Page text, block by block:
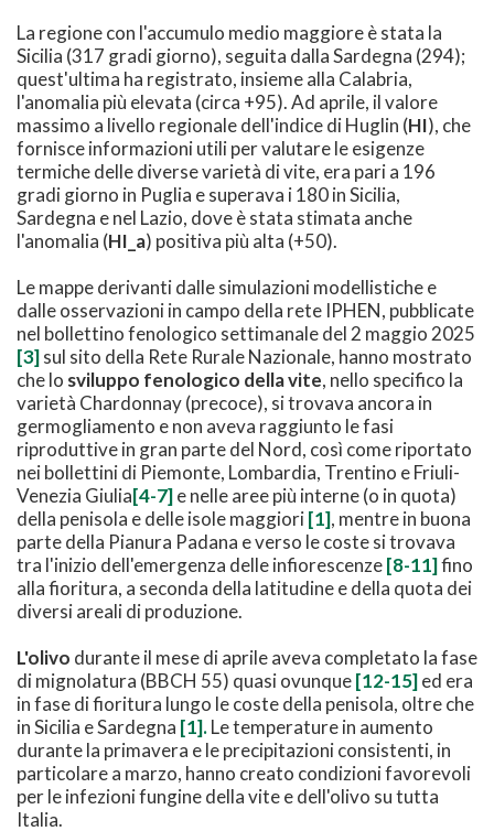
La regione con l'accumulo medio maggiore è stata la
Sicilia (317 gradi giorno), seguita dalla Sardegna (294);
quest'ultima ha registrato, insieme alla Calabria,
l'anomalia più elevata (circa +95). Ad aprile, il valore
massimo a livello regionale dell'indice di Huglin (HI), che
fornisce informazioni utili per valutare le esigenze
termiche delle diverse varietà di vite, era pari a 196
gradi giorno in Puglia e superava i 180 in Sicilia,
Sardegna e nel Lazio, dove è stata stimata anche
l'anomalia (HI_a) positiva più alta (+50).
Le mappe derivanti dalle simulazioni modellistiche e
dalle osservazioni in campo della rete IPHEN, pubblicate
nel bollettino fenologico settimanale del 2 maggio 2025
[3]sul sito della Rete Rurale Nazionale, hanno mostrato
che lo sviluppo fenologico della vite, nello specifico la
varietà Chardonnay (precoce), si trovava ancora in
germogliamento e non aveva raggiunto le fasi
riproduttive in gran parte del Nord, così come riportato
nei bollettini di Piemonte, Lombardia, Trentino e Friuli-
Venezia Giulia[4-7]e nelle aree più interne (o in quota)
della penisola e delle isole maggiori[1], mentre in buona
parte della Pianura Padana e verso le coste si trovava
tra l'inizio dell'emergenza delle infiorescenze[8-11]fino
alla fioritura, a seconda della latitudine e della quota dei
diversi areali di produzione.
L'olivo durante il mese di aprile aveva completato la fase
di mignolatura (BBCH 55) quasi ovunque[12-15]ed era
in fase di fioritura lungo le coste della penisola, oltre che
in Sicilia e Sardegna [1].Le temperature in aumento
durante la primavera e le precipitazioni consistenti, in
particolare a marzo, hanno creato condizioni favorevoli
per le infezioni fungine della vite e dell'olivo su tutta
Italia.